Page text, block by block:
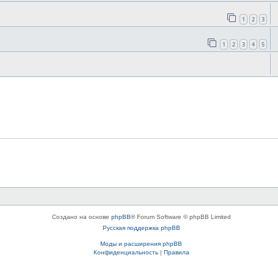
1 2 3
1 2 3 4 5
Создано на основе phpBB® Forum Software © phpBB Limited
Русская поддержка phpBB
Моды и расширения phpBB
Конфиденциальность| Правила